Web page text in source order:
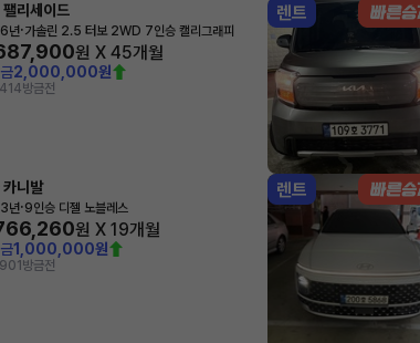
팰리세이드
년·가솔린 2.5 터보 2WD 7인승 캘리그래피
원 X 45개월
2,000,000원
방금전
렌트
카니발
년·9인승 디젤 노블레스
원 X 19개월
1,000,000원
방금전
렌트